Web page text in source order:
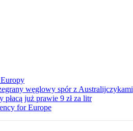
węglowy spór z Australijczykami
już prawie 9 zł za litr
for Europe